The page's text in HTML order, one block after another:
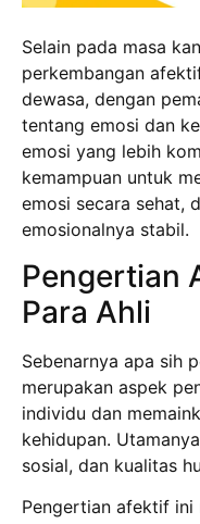
Selain pada masa
perkembangan
dewasa, dengan
tentang emosi dan
emosi yang lebih
kemampuan untuk
emosi secara sehat,
emosionalnya stabil.
Pengertian
Para Ahli
Sebenarnya apa sih
merupakan aspek
individu dan
kehidupan.
sosial, dan kualitas
Pengertian afektif ini